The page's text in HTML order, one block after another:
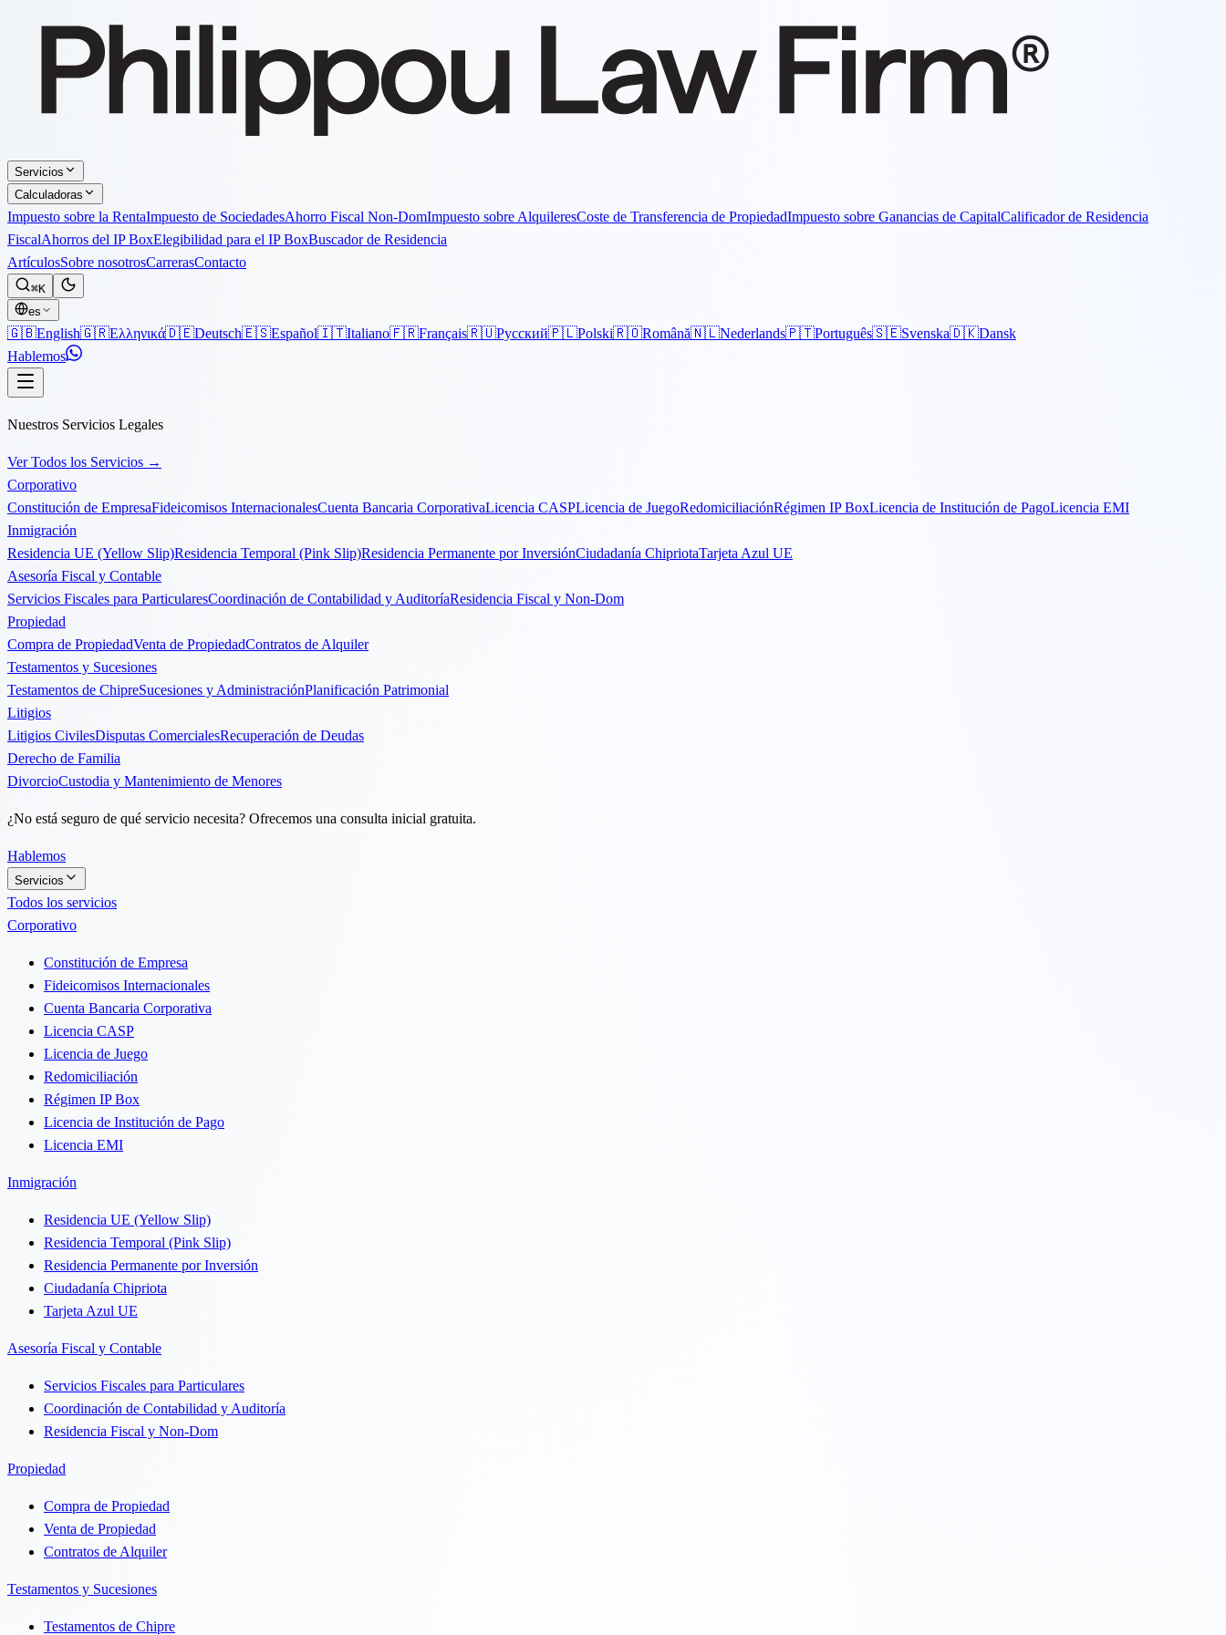
Servicios
Calculadoras
Impuesto sobre la RentaImpuesto de SociedadesAhorro Fiscal Non-DomImpuesto sobre AlquileresCoste de Transferencia de PropiedadImpuesto sobre Ganancias de CapitalCalificador de Residencia
FiscalAhorros del IP BoxElegibilidad para el IP BoxBuscador de Residencia
ArtículosSobre nosotrosCarrerasContacto
⌘K
es
🇬🇧English🇬🇷Ελληνικά🇩🇪Deutsch🇪🇸Español🇮🇹Italiano🇫🇷Français🇷🇺Русский🇵🇱Polski🇷🇴Română🇳🇱Nederlands🇵🇹Português🇸🇪Svenska🇩🇰Dansk
Hablemos
Nuestros Servicios Legales
Ver Todos los Servicios →
Corporativo
Constitución de EmpresaFideicomisos InternacionalesCuenta Bancaria CorporativaLicencia CASPLicencia de JuegoRedomiciliaciónRégimen IP BoxLicencia de Institución de PagoLicencia EMI
Inmigración
Residencia UE (Yellow Slip)Residencia Temporal (Pink Slip)Residencia Permanente por InversiónCiudadanía ChipriotaTarjeta Azul UE
Asesoría Fiscal y Contable
Servicios Fiscales para ParticularesCoordinación de Contabilidad y AuditoríaResidencia Fiscal y Non-Dom
Propiedad
Compra de PropiedadVenta de PropiedadContratos de Alquiler
Testamentos y Sucesiones
Testamentos de ChipreSucesiones y AdministraciónPlanificación Patrimonial
Litigios
Litigios CivilesDisputas ComercialesRecuperación de Deudas
Derecho de Familia
DivorcioCustodia y Mantenimiento de Menores
¿No está seguro de qué servicio necesita? Ofrecemos una consulta inicial gratuita.
Hablemos
Servicios
Todos los servicios
Corporativo
Constitución de Empresa
Fideicomisos Internacionales
Cuenta Bancaria Corporativa
Licencia CASP
Licencia de Juego
Redomiciliación
Régimen IP Box
Licencia de Institución de Pago
Licencia EMI
Inmigración
Residencia UE (Yellow Slip)
Residencia Temporal (Pink Slip)
Residencia Permanente por Inversión
Ciudadanía Chipriota
Tarjeta Azul UE
Asesoría Fiscal y Contable
Servicios Fiscales para Particulares
Coordinación de Contabilidad y Auditoría
Residencia Fiscal y Non-Dom
Propiedad
Compra de Propiedad
Venta de Propiedad
Contratos de Alquiler
Testamentos y Sucesiones
Testamentos de Chipre